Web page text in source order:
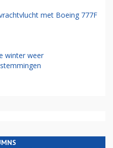
met Boeing 777F
winter weer